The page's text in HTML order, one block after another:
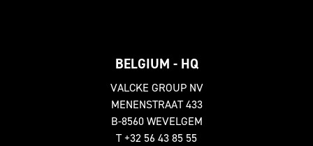
BELGIUM - HQ
VALCKE GROUP NV
MENENSTRAAT 433
B-8560 WEVELGEM
T +32 56 43 85 55